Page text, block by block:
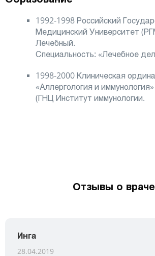
1992-1998 Российский
Медицинский Университет
Лечебный.
Специальность: «Лечебное
1998-2000 Клиническая
«Аллергология и иммунология»
(ГНЦ Институт иммунологии.
Отзывы о враче
Инга
28.04.2019